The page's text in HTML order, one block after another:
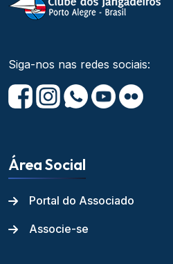
Siga-nos nas redes sociais:
Área Social
Portal do Associado
Associe-se